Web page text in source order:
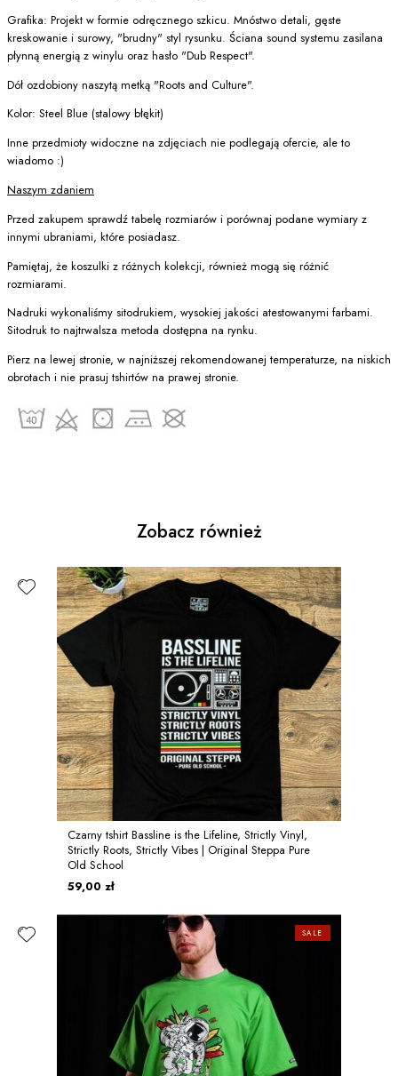
Grafika: Projekt w formie odręcznego szkicu. Mnóstwo detali, gęste
kreskowanie i surowy, "brudny" styl rysunku. Ściana sound systemu zasilana
płynną energią z winylu oraz hasło "Dub Respect".
Dół ozdobiony naszytą metką "Roots and Culture".
Kolor: Steel Blue (stalowy błękit)
Inne przedmioty widoczne na zdjęciach nie podlegają ofercie, ale to
wiadomo :)
Naszym zdaniem
Przed zakupem sprawdź tabelę rozmiarów i porównaj podane wymiary z
innymi ubraniami, które posiadasz.
Pamiętaj, że koszulki z różnych kolekcji, również mogą się różnić
rozmiarami.
Nadruki wykonaliśmy sitodrukiem, wysokiej jakości atestowanymi farbami.
Sitodruk to najtrwalsza metoda dostępna na rynku.
Pierz na lewej stronie, w najniższej rekomendowanej temperaturze, na niskich
obrotach i nie prasuj tshirtów na prawej stronie.
Zobacz również
Czarny tshirt Bassline is the Lifeline, Strictly Vinyl,
Strictly Roots, Strictly Vibes | Original Steppa Pure
Old School
59,00 zł
SALE